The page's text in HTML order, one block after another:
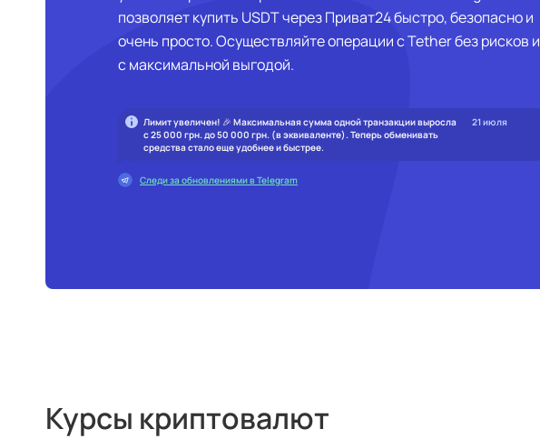
позволяет купить USDT через Приват24 быстро, безопасно и
очень просто. Осуществляйте операции с Tether без рисков и
с максимальной выгодой.
Лимит увеличен! 🎉 Максимальная сумма одной транзакции выросла
с 25 000 грн. до 50 000 грн. (в эквиваленте). Теперь обменивать
средства стало еще удобнее и быстрее.
21 июля
Следи за обновлениями в Telegram
Курсы криптовалют